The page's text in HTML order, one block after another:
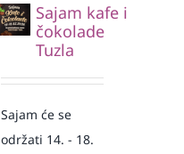
Sajam kafe i
čokolade
Tuzla
Sajam će se
održati 14. - 18.